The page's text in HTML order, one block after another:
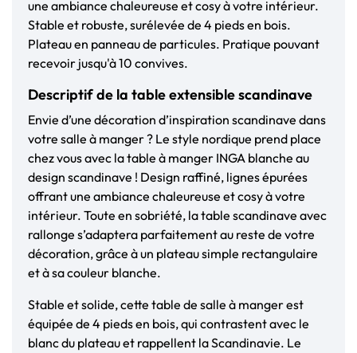
une ambiance chaleureuse et cosy à votre intérieur.
Stable et robuste, surélevée de 4 pieds en bois.
Plateau en panneau de particules. Pratique pouvant
recevoir jusqu'à 10 convives.
Descriptif de la table extensible scandinave
Envie d’une décoration d’inspiration scandinave dans
votre salle à manger ? Le style nordique prend place
chez vous avec la table à manger INGA blanche au
design scandinave ! Design raffiné, lignes épurées
offrant une ambiance chaleureuse et cosy à votre
intérieur. Toute en sobriété, la table scandinave avec
rallonge s’adaptera parfaitement au reste de votre
décoration, grâce à un plateau simple rectangulaire
et à sa couleur blanche.
Stable et solide, cette table de salle à manger est
équipée de 4 pieds en bois, qui contrastent avec le
blanc du plateau et rappellent la Scandinavie. Le